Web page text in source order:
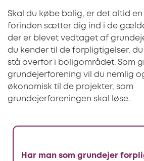
Skal du købe bolig, er det altid
forinden sætter dig ind i de
der er blevet vedtaget af
du kender til de forpligtigelser,
stå overfor i boligområdet. Som
grundejerforening vil du nemlig
økonomisk til de projekter, som
grundejerforeningen skal løse.
Har man som grundejer